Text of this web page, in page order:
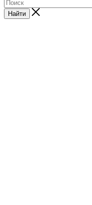
Найти